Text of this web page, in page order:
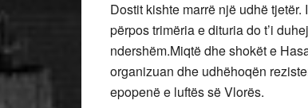
Dostit kishte marrë një udhë
përpos trimëria e dituria do t’i
ndershëm.Miqtë dhe shokët e
organizuan dhe udhëhoqën
epopenë e luftës së Vlorës.